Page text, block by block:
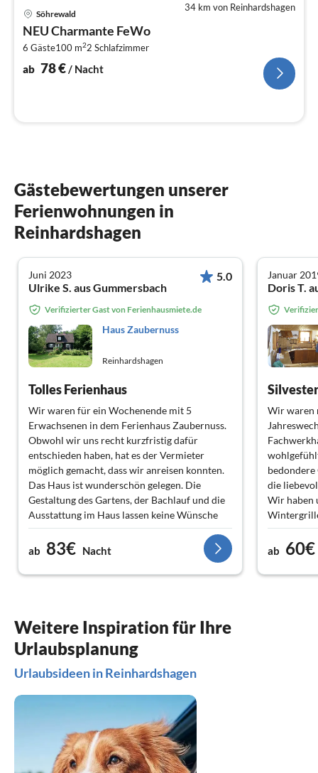
34 km von Reinhardshagen
Söhrewald
NEU Charmante FeWo
6 Gäste100 m22 Schlafzimmer
ab 78€ / Nacht
Gästebewertungen unserer
Ferienwohnungen in
Reinhardshagen
Juni 2023
Ulrike S. aus Gummersbach
5.0
Verifizierter Gast von Ferienhausmiete.de
Haus Zaubernuss
Reinhardshagen
Tolles Ferienhaus
Wir waren für ein Wochenende mit 5
Erwachsenen in dem Ferienhaus Zaubernuss.
Obwohl wir uns recht kurzfristig dafür
entschieden haben, hat es der Vermieter
möglich gemacht, dass wir anreisen konnten.
Das Haus ist wunderschön gelegen. Die
Gestaltung des Gartens, der Bachlauf und die
Ausstattung im Haus lassen keine Wünsche
offen. Es ist alles vorhanden, was man
benötigt.
Der Vermieter und auch die Dame, die sich
Vorort um das Haus kümmert, sind sehr nett
Es hat sehr gut gefallen und wir können das
Ferienhaus absolut weiter empfehlen.
ab 83€ Nacht
Januar
Doris T.
Silvester
Wir waren
bedondere
die
Wir haben
Grillkohle
Urlaub
ab 60€
Weitere Inspiration für Ihre
Urlaubsplanung
Urlaubsideen in Reinhardshagen